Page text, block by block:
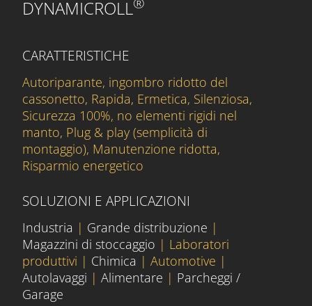
DYNAMICROLL
CARATTERISTICHE
Autoriparante, ingombro ridotto del
cassonetto, Rapida, Ermetica, Silenziosa,
Sicurezza 100%, no elementi rigidi nel
manto, Plug & play (semplicità di
montaggio), Manutenzione ridotta,
Risparmio energetico
SOLUZIONI E APPLICAZIONI
Industria | Grande distribuzione |
Magazzini di stoccaggio | Laboratori
produttivi | Chimica | Automotive |
Autolavaggi | Alimentare | Parcheggi /
Garage